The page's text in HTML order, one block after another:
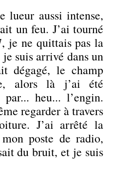
lueur aussi intense,
un feu. J’ai tourné
je ne quittais pas la
suis arrivé dans un
dégagé, le champ
alors là j’ai été
heu... l’engin.
regarder à travers
J’ai arrêté la
poste de radio,
du bruit, et je suis